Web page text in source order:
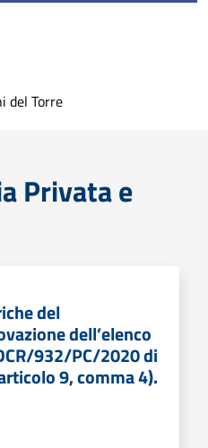
del Torre
Privata e
del
dell’elenco
932/PC/2020 di
9, comma 4).